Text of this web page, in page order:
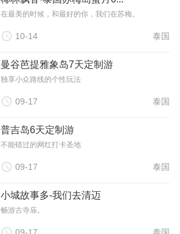
在最美的时候，和最好的你，我们在苏梅。
 10-14 泰国
曼谷芭提雅象岛7天定制游
独享小众路线的个性玩法
 09-17 泰国
普吉岛6天定制游
不能错过的网红打卡圣地
 09-17 泰国
小城故事多-我们去清迈
畅游古寺庙。